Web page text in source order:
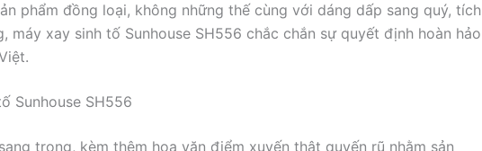
phẩm đồng loại, không những thế cùng với dáng dấp sang quý, tích
máy xay sinh tố Sunhouse SH556 chắc chắn sự quyết định hoàn hảo
Sunhouse SH556
trọng, kèm thêm hoa văn điểm xuyến thật quyến rũ nhằm sản